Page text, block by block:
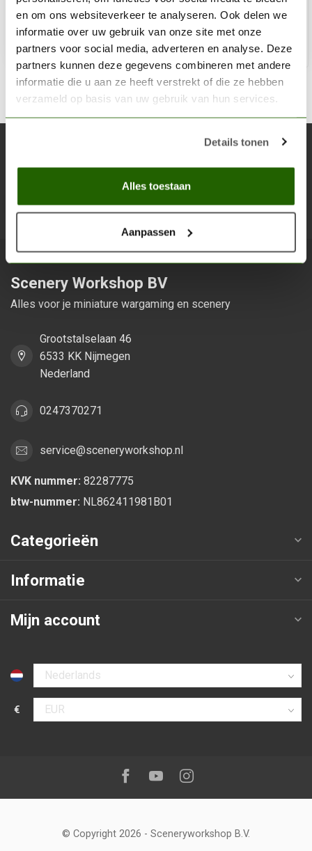
en om ons websiteverkeer te analyseren. Ook delen we
informatie over uw gebruik van onze site met onze
partners voor social media, adverteren en analyse. Deze
partners kunnen deze gegevens combineren met andere
informatie die u aan ze heeft verstrekt of die ze hebben
verzameld op basis van uw gebruik van hun services.
Details tonen
Alles toestaan
Aanpassen
Op voorraad
Blijf op de hoogte over onze laatste acties
Scenery Workshop BV
Alles voor je miniature wargaming en scenery
Grootstalselaan 46
6533 KK Nijmegen
Nederland
0247370271
service@sceneryworkshop.nl
KVK nummer: 82287775
btw-nummer: NL862411981B01
Categorieën
Informatie
Mijn account
Selecteer taal
€
Selecteer valuta
Volg ons op:Facebook
YoutubeInstagram
© Copyright 2026 - Sceneryworkshop B.V.